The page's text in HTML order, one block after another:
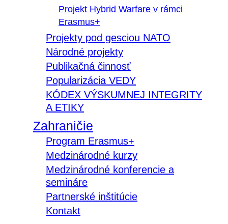
Projekt Hybrid Warfare v rámci
Erasmus+
Projekty pod gesciou NATO
Národné projekty
Publikačná činnosť
Popularizácia VEDY
KÓDEX VÝSKUMNEJ INTEGRITY
A ETIKY
Zahraničie
Program Erasmus+
Medzinárodné kurzy
Medzinárodné konferencie a
semináre
Partnerské inštitúcie
Kontakt